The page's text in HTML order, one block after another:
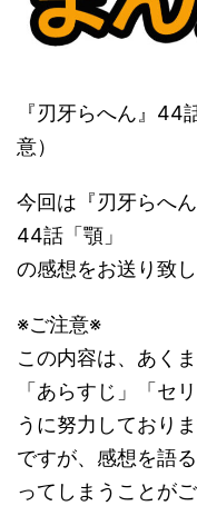
『刃牙らへん』44
意）
今回は『刃牙らへん
44話「顎」
の感想をお送り致し
※ご注意※
この内容は、あく
「あらすじ」「セ
うに努力しておりま
ですが、感想を語
ってしまうことがご